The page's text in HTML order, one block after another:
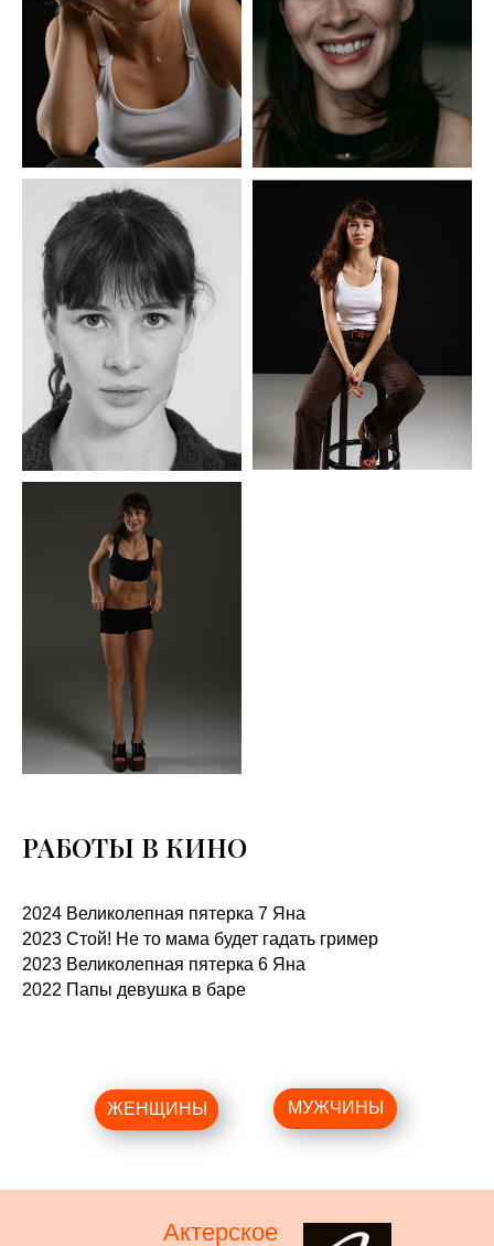
РАБОТЫ В КИНО
2024 Великолепная пятерка 7 Яна
2023 Стой! Не то мама будет гадать гример
2023 Великолепная пятерка 6 Яна
2022 Папы девушка в баре
МУЖЧИНЫ
ЖЕНЩИНЫ
Актерское